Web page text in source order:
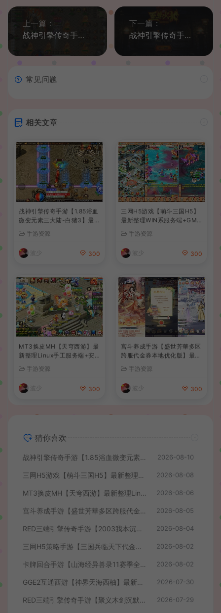
上一篇：
战神引擎传奇手游【怒火冰雪免受权版】最新整理WIN系特色服务端+安卓苹果双端+GM后台+详细搭建教程
下一篇：
战神引擎传奇手游【1.96皓月刺影合击白猪版】最新整理WIN系特色服务端+安卓苹果双端+GM后台+详细搭建教程
常见问题
相关文章
战神引擎传奇手游【1.85浴血
微变元素三大陆-白猪3】最新
整理Win系复古服务端+安卓
苹果双端+GM授权后台+详细
搭建教程
手游资源
波少 300
三网H5游戏【萌斗三国H5】
最新整理WIN系服务端+GM
后台+详细搭建教程
手游资源
波少 300
MT3换皮MH【天穹西游】最
新整理Linux手工服务端+安
卓苹果双端+GM后台+详细搭
建教程+全套源码+视频教程
手游资源
波少 300
宫斗养成手游【盛世芳華多区
跨服代金券本地优化版】最新
整理单机一键即玩端+Linux
手工服务端+CDK授权后台
+安卓+详细搭建教程
手游资源
波少 300
猜你喜欢
战神引擎传奇手游【1.85浴血微变元素三大陆-白猪3】最新整理Win系复古服务端+安卓苹果双端+GM授权后台+详细搭建教程 2026-08-10
三网H5游戏【萌斗三国H5】最新整理WIN系服务端+GM后台+详细搭建教程 2026-08-08
MT3换皮MH【天穹西游】最新整理Linux手工服务端+安卓苹果双端+GM后台+详细搭建教程+全套源码+视频教程 2026-08-06
宫斗养成手游【盛世芳華多区跨服代金券本地优化版】最新整理单机一键即玩端+Linux手工服务端+CDK授权后台+安卓+详细搭建教程 2026-08-05
RED三端引擎传奇手游【2003我本沉默】最新整理Win系服务端+安卓苹果PC三端+详细搭建教程 2026-08-04
三网H5策略手游【三国兵临天下代金券内购七合修复版】最新整理单机一键即玩镜像端+Linux手工服务端+管理后台+GM授权后台+简易安卓客户端+详细搭建教程+视频教程 2026-08-02
卡牌回合手游【山海经异兽录11赛季全人物代金券内购版】最新整理WIN系服务端+授权GM后台+管理后台+热更修改工具+安卓+详细搭建教程 2026-08-02
GGE2互通西游【神界天海西柚】最新整理Win系服务端+安卓苹果PC三端+内置GM工具+全套源码+详细搭建教程+视频教程 2026-07-30
RED三端引擎传奇手游【聚义木剑沉默高仿嘟嘟沉默】最新整理Win系服务端+安卓苹果PC三端+详细搭建教程 2026-07-29